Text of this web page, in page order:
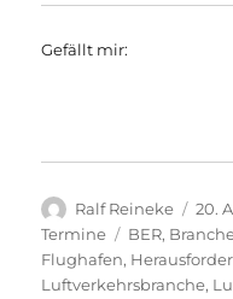
Gefällt mir:
Autor
Ralf Reineke
am
20.
Termine
Schlagwörter
BER,
Flughafen,
Luftverkehrsbranche,